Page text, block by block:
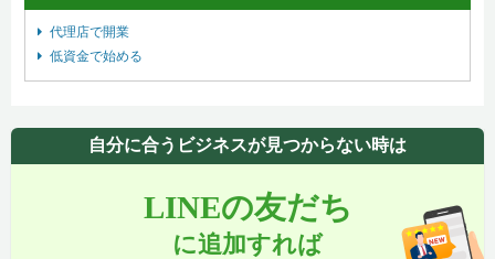
代理店で開業
低資金で始める
自分に合うビジネスが見つからない時は
LINEの友だち
に追加すれば